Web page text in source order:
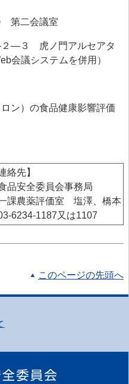
第二会議室
２―３ 虎ノ門アルセアタ
会議システムを併用）
ン）の食品健康影響評価
絡先】
品安全委員会事務局
課農薬評価室 塩澤、橋本
6234-1187又は1107
このページの先頭へ